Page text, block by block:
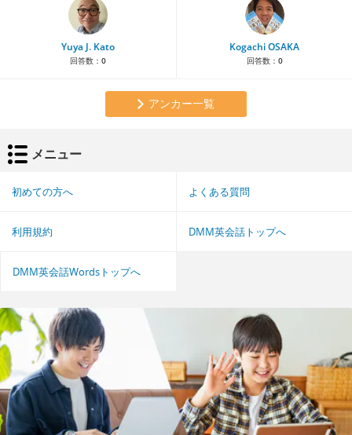
Yuya J. Kato
回答数： 0
Kogachi OSAKA
回答数： 0
アンカー一覧
メニュー
初めての方へ よくある質問
利用規約 DMM英会話トップへ
DMM英会話Wordsトップへ